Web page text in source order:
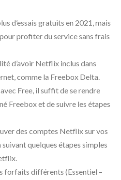
d’essais gratuits en 2021, mais
profiter du service sans frais
d’avoir Netflix inclus dans
comme la Freebox Delta.
Free, il suffit de se rendre
Freebox et de suivre les étapes
des comptes Netflix sur vos
quelques étapes simples
forfaits différents (Essentiel –